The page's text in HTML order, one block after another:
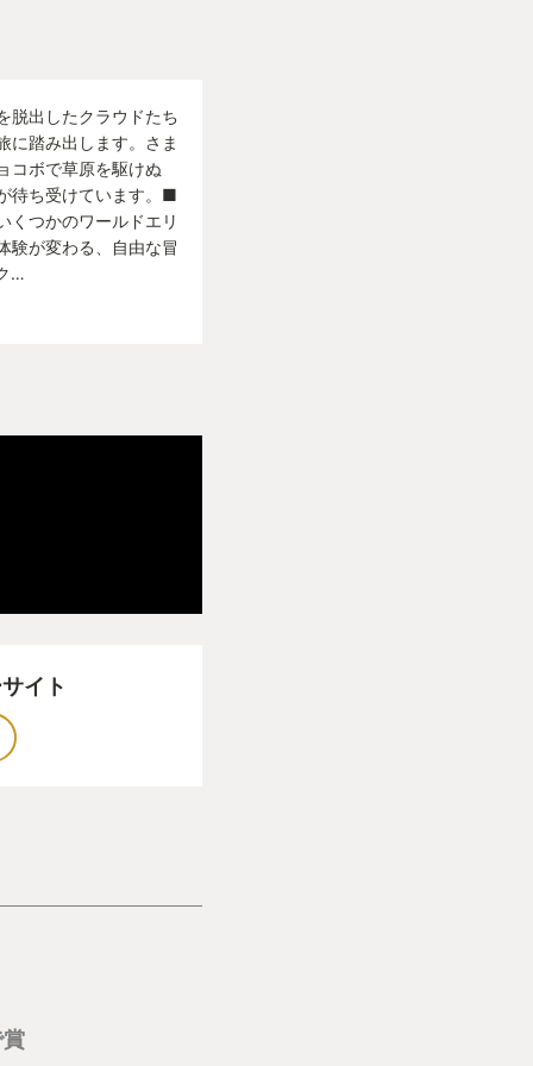
出したクラウドたち
に踏み出します。さま
コボで草原を駆けぬ
待ち受けています。■
くつかのワールドエリ
験が変わる、自由な冒
…
イト